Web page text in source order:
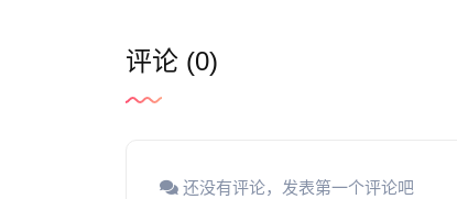
评论 (0)
还没有评论，发表第一个评论吧